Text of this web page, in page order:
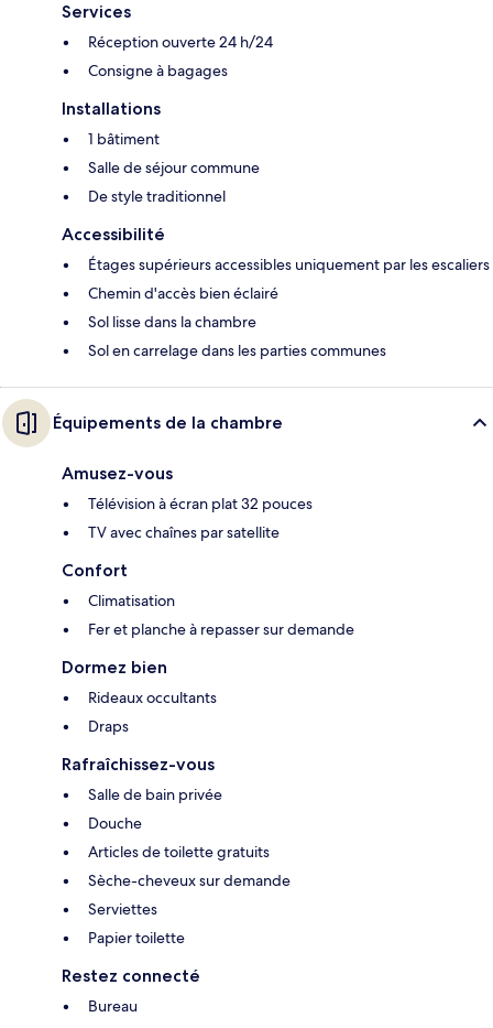
Services
Réception ouverte 24 h/24
Consigne à bagages
Installations
1 bâtiment
Salle de séjour commune
De style traditionnel
Accessibilité
Étages supérieurs accessibles uniquement par les escaliers
Chemin d'accès bien éclairé
Sol lisse dans la chambre
Sol en carrelage dans les parties communes
Équipements de la chambre
Amusez-vous
Télévision à écran plat 32 pouces
TV avec chaînes par satellite
Confort
Climatisation
Fer et planche à repasser sur demande
Dormez bien
Rideaux occultants
Draps
Rafraîchissez-vous
Salle de bain privée
Douche
Articles de toilette gratuits
Sèche-cheveux sur demande
Serviettes
Papier toilette
Restez connecté
Bureau